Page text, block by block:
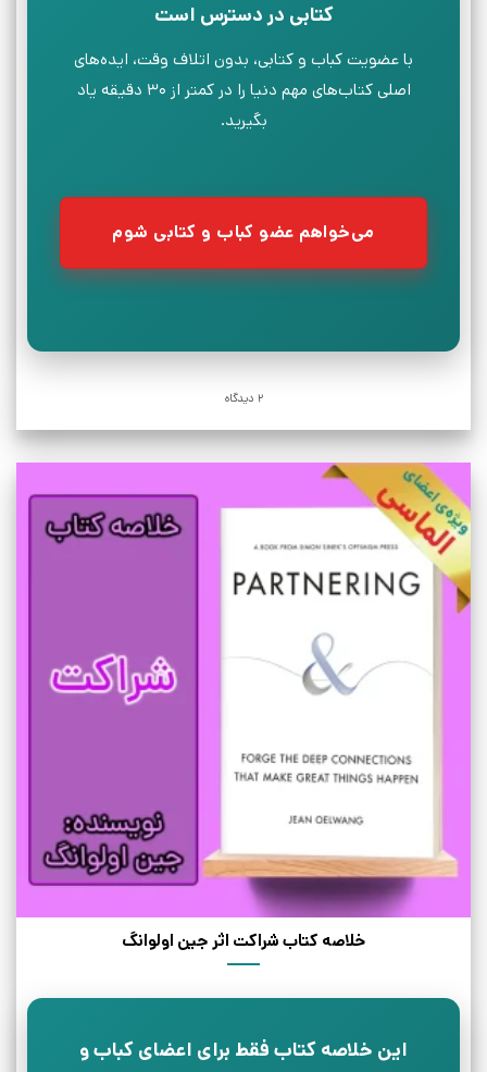
کتابی در دسترس است
با عضویت کباب و کتابی، بدون اتلاف وقت، ایده‌های
اصلی کتاب‌های مهم دنیا را در کمتر از ۳۰ دقیقه یاد
بگیرید.
می‌خواهم عضو کباب و کتابی شوم
2 دیدگاه
خلاصه کتاب شراکت اثر جین اولوانگ
این خلاصه کتاب فقط برای اعضای کباب و